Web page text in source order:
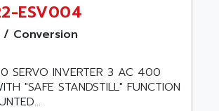
ESV004
/ Conversion
SERVO INVERTER 3 AC 400
"SAFE STANDSTILL" FUNCTION